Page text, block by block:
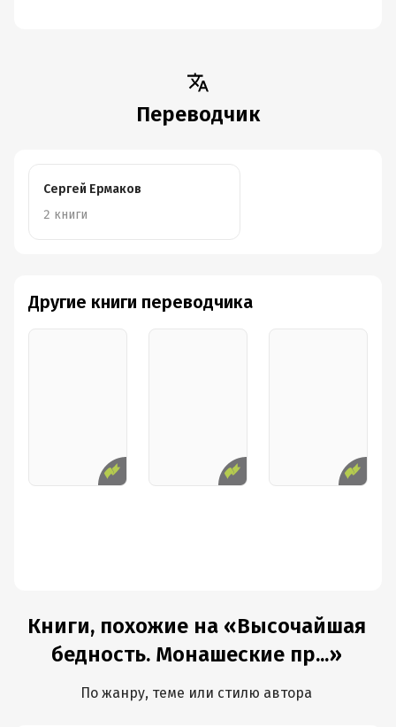
Переводчик
Сергей Ермаков
2 книги
Другие книги переводчика
Книги, похожие на «Высочайшая
бедность. Монашеские пр...»
По жанру, теме или стилю автора